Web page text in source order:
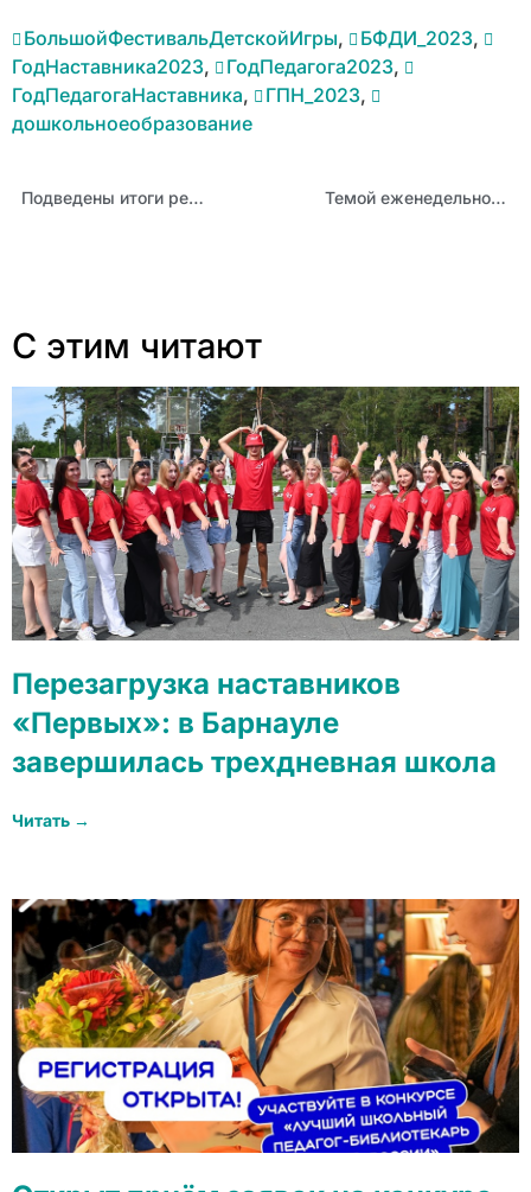
БольшойФестивальДетскойИгры, БФДИ_2023,
ГодНаставника2023, ГодПедагога2023,
ГодПедагогаНаставника, ГПН_2023,
дошкольноеобразование
Подведены итоги регионального этапа IV Всероссийского дистанционного конкурса среди педагогических работников, осуществляющих классное руководство Темой еженедельного занятия «Разговоры о важном» стало счастье
С этим читают
Перезагрузка наставников
«Первых»: в Барнауле
завершилась трехдневная школа
Читать →